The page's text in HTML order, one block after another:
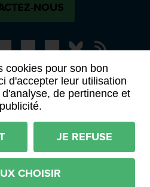
cookies pour son bon
d'accepter leur utilisation
de pertinence et
JE REFUSE
CHOISIR
NOUS
BlueskyNotre
À MANIFESTATION D’INTÉRÊT
DÉLIBÉRATIONS
Plan du site
(partiellement conforme)
d'utilisation